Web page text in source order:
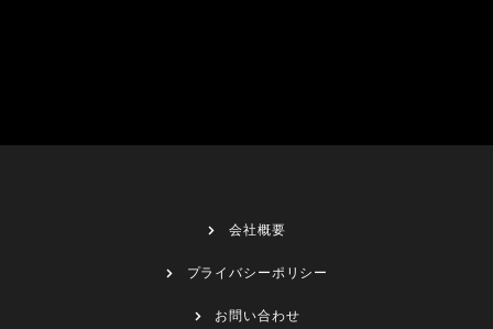
会社概要
プライバシーポリシー
お問い合わせ